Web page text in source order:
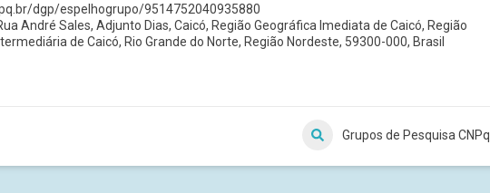
dgp/espelhogrupo/9514752040935880
André Sales, Adjunto Dias, Caicó, Região Geográfica Imediata de Caicó, Região
de Caicó, Rio Grande do Norte, Região Nordeste, 59300-000, Brasil
Grupos de Pesquisa CNPq